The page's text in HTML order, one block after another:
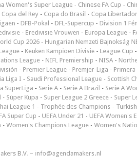
Women's Super League - Chinese FA Cup -
Copa del Rey - Copa do Brasil - Copa
- DFB-Pokal - DFL-Supercup - Division 1
- Eredivisie Vrouwen - Europa League -
Cup 2026 - Hungarian Nemzeti Bajnokság
- Keuken Kampioen Divisie - League Cup -
League - NIFL Premiership - NISA -
- Premier League - Premjer-Liga - Primera
Liga I - Saudi Professional League - Scottish
SuperLiga - Serie A - Serie A Brazil - Serie A
- Süper Kupa - Super League 2 Greece - Super
League 1 - Trophée des Champions -
Super Cup - UEFA Under 21 - UEFA Women's
- Women's Champions League - Women's
B.V. – info@agendamakers.nl